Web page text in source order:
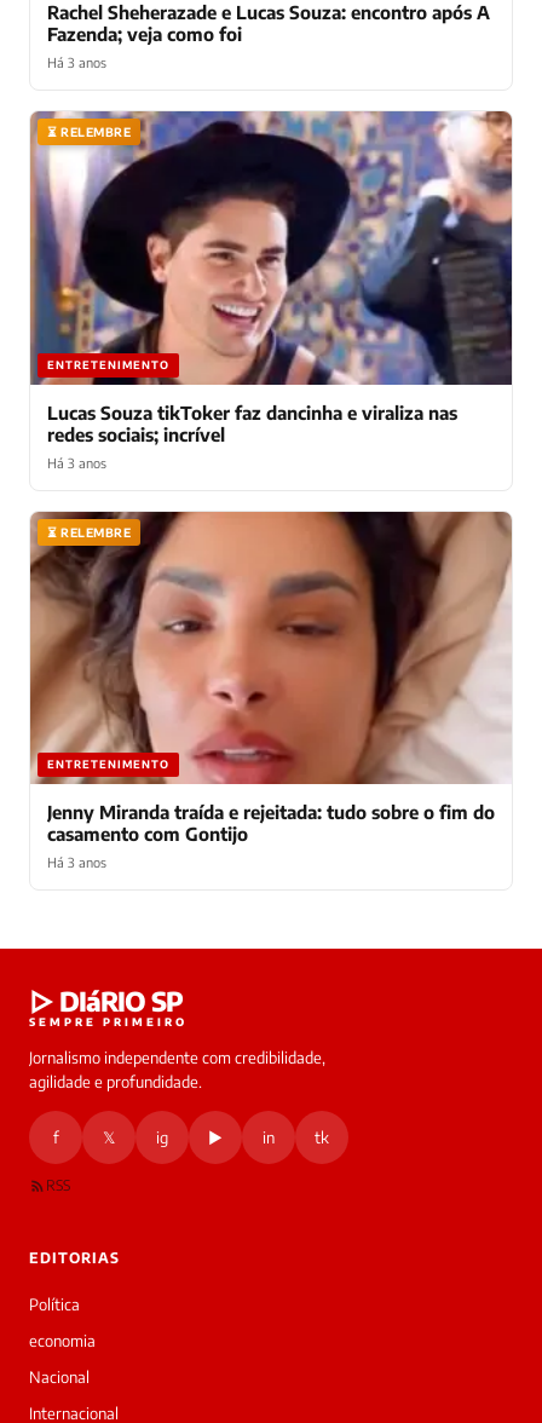
Rachel Sheherazade e Lucas Souza: encontro após A
Fazenda; veja como foi
Há 3 anos
⏳ RELEMBRE
ENTRETENIMENTO
Lucas Souza tikToker faz dancinha e viraliza nas
redes sociais; incrível
Há 3 anos
⏳ RELEMBRE
ENTRETENIMENTO
Jenny Miranda traída e rejeitada: tudo sobre o fim do
casamento com Gontijo
Há 3 anos
online
Oi!
Bom
dia!
▷ DIáRIO SP
SEMPRE PRIMEIRO
Jornalismo independente com credibilidade,
agilidade e profundidade.
f 𝕏 ig ▶ in tk
RSS
EDITORIAS
Política
economia
Nacional
Internacional